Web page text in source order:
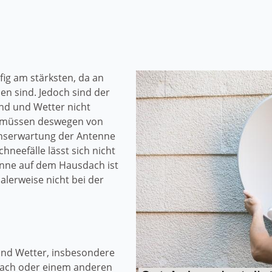
am stärksten, da an
sind. Jedoch sind der
und Wetter nicht
deswegen von
der Antenne
lässt sich nicht
auf dem Hausdach ist
nicht bei der
Wetter, insbesondere
oder einem anderen